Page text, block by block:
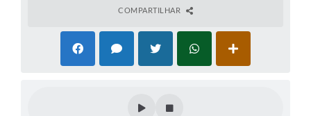
COMPARTILHAR